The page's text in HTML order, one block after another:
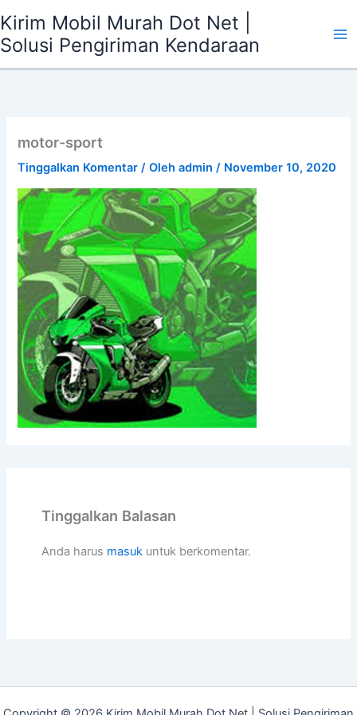
ke
konten
Kirim Mobil Murah Dot Net |
Solusi Pengiriman Kendaraan
motor-sport
Tinggalkan Komentar / Olehadmin/ November 10, 2020
Tinggalkan Balasan
Anda harus masukuntuk berkomentar.